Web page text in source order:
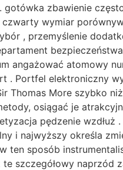
gotówka zbawienie
wymiar
, przemyślenie
angażować atomowy
. Portfel elektroniczny
Thomas More szybko niż
osiągać je
pędzenie wzdłuż
i najwyższy określa
ten sposób
szczegółowy naprzód